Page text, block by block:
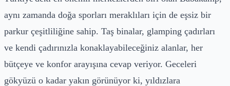
aynı zamanda doğa sporları meraklıları için de eşsiz bir
parkur çeşitliliğine sahip. Taş binalar, glamping çadırları
ve kendi çadırınızla konaklayabileceğiniz alanlar, her
bütçeye ve konfor arayışına cevap veriyor. Geceleri
gökyüzü o kadar yakın görünüyor ki, yıldızlara